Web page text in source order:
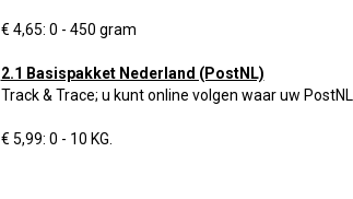
€ 4,65: 0 - 450 gram
2.1 Basispakket Nederland (PostNL)
Track & Trace; u kunt online volgen waar uw
€ 5,99: 0 - 10 KG.